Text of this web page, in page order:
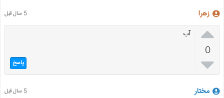
زهرا 5 سال قبل

0

آب
پاسخ
مختار 5 سال قبل